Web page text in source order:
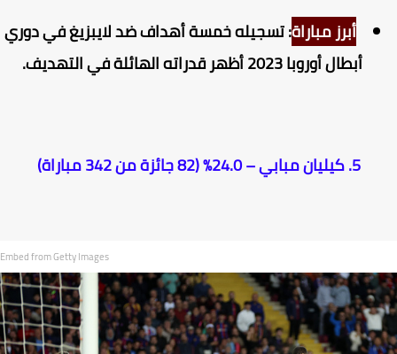
أبرز مباراة: تسجيله خمسة أهداف ضد لايبزيغ في دوري
أبطال أوروبا 2023 أظهر قدراته الهائلة في التهديف.
Embed from Getty Images